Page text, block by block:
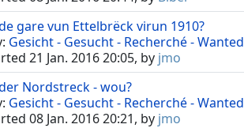
gare vun Ettelbrëck virun 1910?
Gesicht - Gesucht - Recherché - Wanted
21 Jan. 2016 20:05, by jmo
Nordstreck - wou?
Gesicht - Gesucht - Recherché - Wanted
08 Jan. 2016 20:21, by jmo